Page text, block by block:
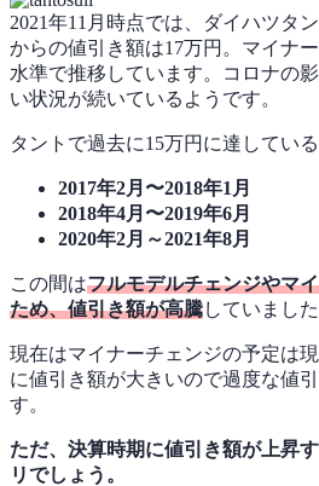
2021年11月時点では、ダイハツタ
からの値引き額は17万円。マイナ
水準で推移しています。コロナの
い状況が続いているようです。
タントで過去に15万円に達してい
2017年2月〜2018年1月
2018年4月〜2019年6月
2020年2月～2021年8月
この間はフルモデルチェンジやマ
ため、値引き額が高騰していました
現在はマイナーチェンジの予定は
に値引き額が大きいので過度な値
す。
ただ、決算時期に値引き額が上昇
リでしょう。